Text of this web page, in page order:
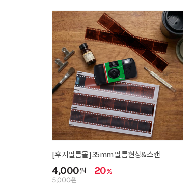
[후지필름몰] 35mm 필름현상&스캔
4,000원
5,000원
20%